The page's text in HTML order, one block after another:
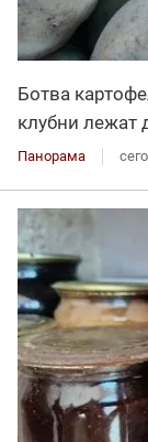
Ботва
клубни лежат
Панорама